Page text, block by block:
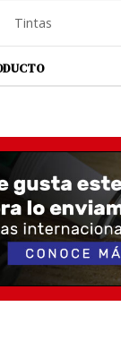
rápido, no
Tintas